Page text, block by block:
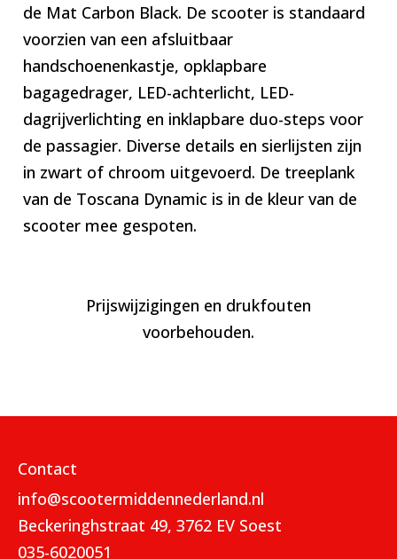
de Mat Carbon Black. De scooter is standaard
voorzien van een afsluitbaar
handschoenenkastje, opklapbare
bagagedrager, LED-achterlicht, LED-
dagrijverlichting en inklapbare duo-steps voor
de passagier. Diverse details en sierlijsten zijn
in zwart of chroom uitgevoerd. De treeplank
van de Toscana Dynamic is in de kleur van de
scooter mee gespoten.
Prijswijzigingen en drukfouten
voorbehouden.
Contact
info@scootermiddennederland.nl
Beckeringhstraat 49, 3762 EV Soest
035-6020051